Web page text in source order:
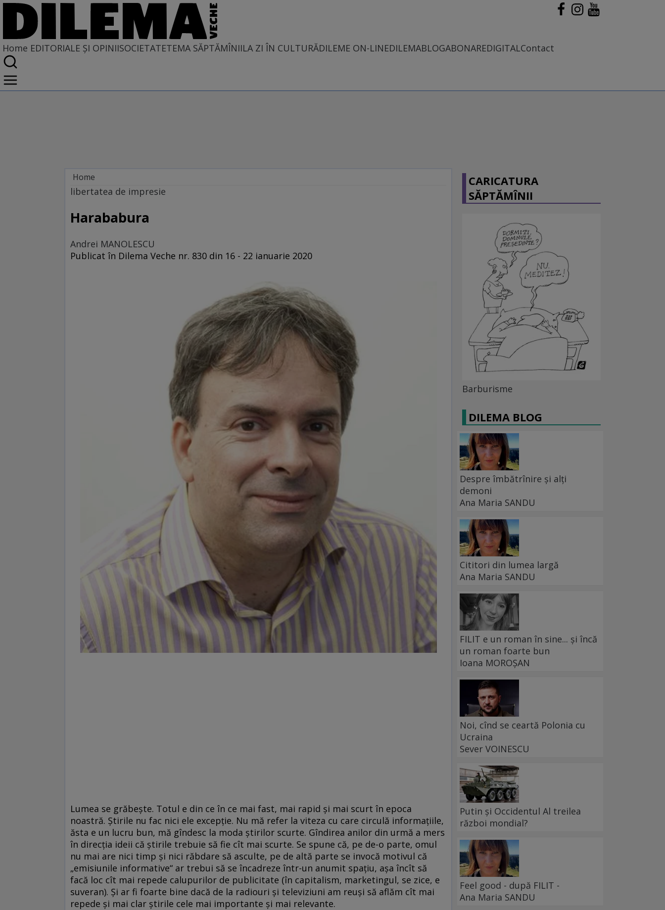
Home EDITORIALE ȘI OPINIISOCIETATETEMA SĂPTĂMÎNIILA ZI ÎN CULTURĂDILEME ON-LINEDILEMABLOGABONAREDIGITALContact
Home
EDITORIALE ȘI OPINII
libertatea de impresie
Harababura
Andrei MANOLESCU
Publicat în Dilema Veche nr. 830 din 16 - 22 ianuarie 2020
Lumea se grăbește. Totul e din ce în ce mai fast, mai rapid și mai scurt în epoca
noastră. Știrile nu fac nici ele excepție. Nu mă refer la viteza cu care circulă informațiile,
ăsta e un lucru bun, mă gîndesc la moda știrilor scurte. Gîndirea anilor din urmă a mers
în direcția ideii că știrile trebuie să fie cît mai scurte. Se spune că, pe de-o parte, omul
nu mai are nici timp și nici răbdare să asculte, pe de altă parte se invocă motivul că
„emisiunile informative“ ar trebui să se încadreze într-un anumit spațiu, așa încît să
facă loc cît mai repede calupurilor de publicitate (în capitalism, marketingul, se zice, e
suveran). Și ar fi foarte bine dacă de la radiouri și televiziuni am reuși să aflăm cît mai
repede și mai clar știrile cele mai importante și mai relevante.
CARICATURA
SĂPTĂMÎNII
Barburisme
DILEMA BLOG
Despre îmbătrînire și alți
demoni
Ana Maria SANDU
Cititori din lumea largă
Ana Maria SANDU
FILIT e un roman în sine... și încă
un roman foarte bun
Ioana MOROȘAN
Noi, cînd se ceartă Polonia cu
Ucraina
Sever VOINESCU
Putin și Occidentul Al treilea
război mondial?
Feel good - după FILIT -
Ana Maria SANDU